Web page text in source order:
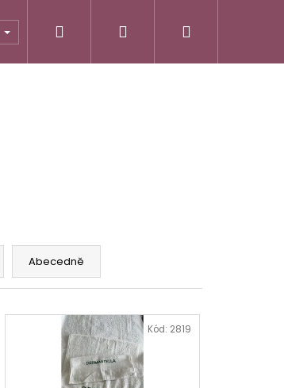
Přihlášení
Abecedně
Kód: 2819
Následující